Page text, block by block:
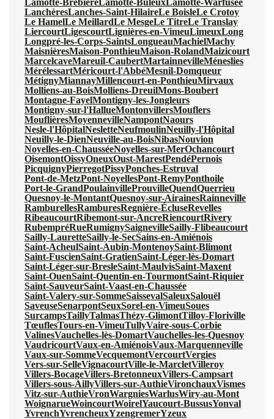
Lamotte-Brebière Lamotte-Buleux Lamotte-Warfusée
LanchèresLanches-Saint-HilaireLe BoisleLe Crotoy
Le HamelLe MeillardLe MesgeLe TitreLe Translay
LiercourtLigescourtLignières-en-VimeuLimeuxLong
Longpré-les-Corps-SaintsLongueauMachielMachy
MaisnièresMaison-PonthieuMaison-RolandMaizicourt
MarcelcaveMareuil-CaubertMartainnevilleMéneslies
MérélessartMéricourt-l'AbbéMesnil-Domqueur
MétignyMiannayMillencourt-en-PonthieuMirvaux
Molliens-au-BoisMolliens-DreuilMons-Boubert
Montagne-FayelMontigny-les-Jongleurs
Montigny-sur-l'HallueMontonvillersMouflers
MouflièresMoyennevilleNampontNaours
Nesle-l'HôpitalNesletteNeufmoulinNeuilly-l'Hôpital
Neuilly-le-DienNeuville-au-BoisNibasNouvion
Noyelles-en-ChausséeNoyelles-sur-MerOchancourt
OisemontOissyOneuxOust-MarestPendéPernois
PicquignyPierregotPissyPonches-Estruval
Pont-de-MetzPont-NoyellesPont-RemyPonthoile
Port-le-GrandPoulainvilleProuvilleQuendQuerrieu
Quesnoy-le-MontantQuesnoy-sur-AirainesRainneville
RamburellesRamburesRegnière-ÉcluseRevelles
RibeaucourtRibemont-sur-AncreRiencourtRivery
RubempréRueRumignySaignevilleSailly-Flibeaucourt
Sailly-LauretteSailly-le-SecSains-en-Amiénois
Saint-AcheulSaint-Aubin-MontenoySaint-Blimont
Saint-FuscienSaint-GratienSaint-Léger-lès-Domart
Saint-Léger-sur-BresleSaint-MaulvisSaint-Maxent
Saint-OuenSaint-Quentin-en-TourmontSaint-Riquier
Saint-SauveurSaint-Vaast-en-Chaussée
Saint-Valery-sur-SommeSaissevalSaleuxSalouël
SaveuseSenarpontSeuxSorel-en-VimeuSoues
SurcampsTaillyTalmasThézy-GlimontTilloy-Floriville
TœuflesTours-en-VimeuTullyVaire-sous-Corbie
ValinesVauchelles-lès-DomartVauchelles-les-Quesnoy
VaudricourtVaux-en-AmiénoisVaux-Marquenneville
Vaux-sur-SommeVecquemontVercourtVergies
Vers-sur-SelleVignacourtVille-le-MarcletVilleroy
Villers-BocageVillers-BretonneuxVillers-Campsart
Villers-sous-AillyVillers-sur-AuthieVironchauxVismes
Vitz-sur-AuthieVronWargniesWarlusWiry-au-Mont
WoignarueWoincourtWoirelYaucourt-BussusYonval
YvrenchYvrencheuxYzengremerYzeux